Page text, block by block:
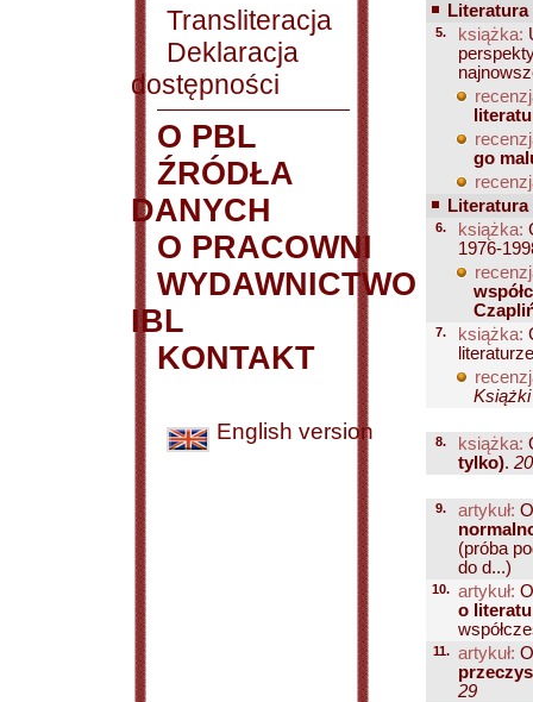
Transliteracja
Deklaracja
dostępności
O PBL
ŹRÓDŁA
DANYCH
O PRACOWNI
WYDAWNICTWO
IBL
KONTAKT
English version
Literatura
5. książka:
go
Literatura
6. książka:
1976-
7. książka:
Książki
8. książka:
tylko).
9. artykuł:
(próba
do d...)
10. artykuł:
o
11. artykuł:
29